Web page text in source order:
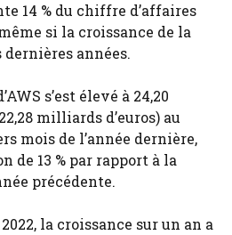
14 % du chiffre d’affaires
si la croissance de la
années.
s’est élevé à 24,20
milliards d’euros) au
mois de l’année dernière,
de 13 % par rapport à la
précédente.
la croissance sur un an a